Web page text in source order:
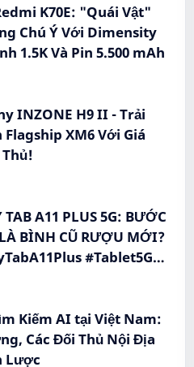
K70E: "Quái Vật"
Chú Ý Với Dimensity
1.5K Và Pin 5.500 mAh
INZONE H9 II - Trải
XM6 Với Giá
Thủ!
A11 PLUS 5G: BƯỚC
BÌNH CŨ RƯỢU MỚI?
#Tablet5G
Kiếm AI tại Việt Nam:
Các Đối Thủ Nội Địa
Lược